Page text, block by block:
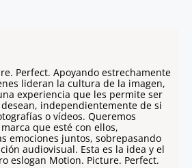
Perfect. Apoyando estrechamente
lideran la cultura de la imagen,
experiencia que les permite ser
independientemente de si
o vídeos. Queremos
que esté con ellos,
emociones juntos, sobrepasando
audiovisual. Esta es la idea y el
eslogan Motion. Picture. Perfect.